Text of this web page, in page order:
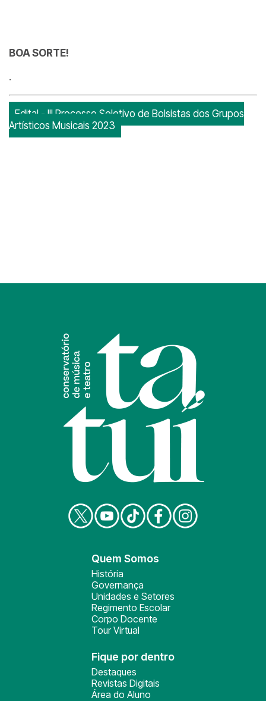
BOA SORTE!
.
Edital - III Processo Seletivo de Bolsistas dos Grupos
Artísticos Musicais 2023
Quem Somos
História
Governança
Unidades e Setores
Regimento Escolar
Corpo Docente
Tour Virtual
Fique por dentro
Destaques
Revistas Digitais
Área do Aluno